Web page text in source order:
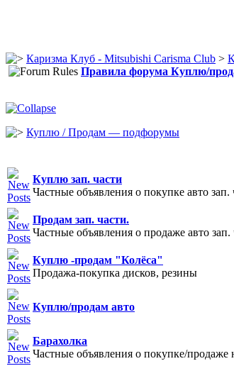
Каризма Клуб - Mitsubishi Carisma Club >
Правила форума Куплю/
Куплю / Продам — подфорумы
Куплю зап. части
Частные объявления о покупке авто зап.
Продам зап. части.
Частные объявления о продаже авто зап.
Куплю -продам "Колёса"
Продажа-покупка дисков, резины
Куплю/продам авто
Барахолка
Частные объявления о покупке/продаже